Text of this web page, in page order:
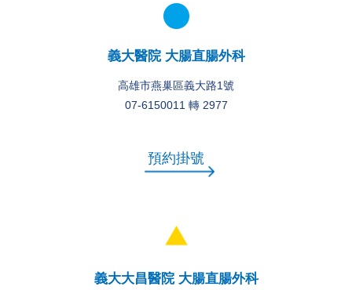
義大醫院 大腸直腸外科
高雄市燕巢區義大路1號
07-6150011 轉 2977
預約掛號
義大大昌醫院 大腸直腸外科